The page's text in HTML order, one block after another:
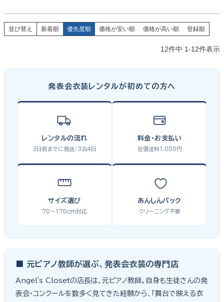
並び替え 新着順 優先度順 価格が安い順 価格が高い順 登録順
12件中 1-12件表示
発表会衣装レンタルが初めての方へ
レンタルの流れ
3日前までに発送/3泊4日
料金・お支払い
往復送料1,080円
サイズ選び
70〜170cm対応
あんしんパック
クリーニング不要
■ 元ピアノ教師が選ぶ、発表会衣装の専門店
Angel's Closetの店長は、元ピアノ教師。自身も生徒さんの発
表会・コンクールを数多く見てきた経験から、「舞台で映える衣